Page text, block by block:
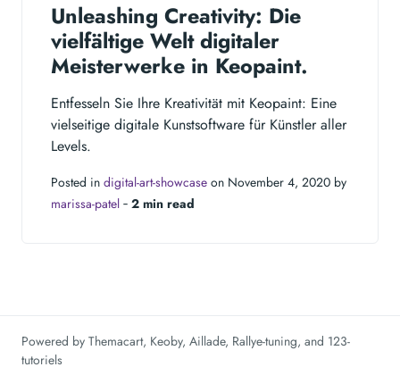
Unleashing Creativity: Die
vielfältige Welt digitaler
Meisterwerke in Keopaint.
Entfesseln Sie Ihre Kreativität mit Keopaint: Eine
vielseitige digitale Kunstsoftware für Künstler aller
Levels.
Posted in digital-art-showcase on November 4, 2020 by
marissa-patel ‐ 2 min read
Powered by Themacart, Keoby, Aillade, Rallye-tuning, and 123-
tutoriels